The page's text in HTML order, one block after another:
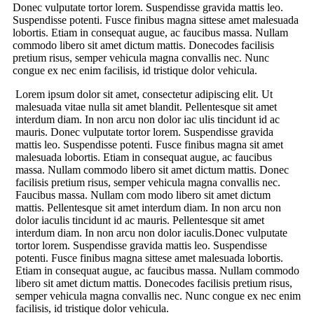
Donec vulputate tortor lorem. Suspendisse gravida mattis leo.
Suspendisse potenti. Fusce finibus magna sittese amet malesuada
lobortis. Etiam in consequat augue, ac faucibus massa. Nullam
commodo libero sit amet dictum mattis. Donecodes facilisis
pretium risus, semper vehicula magna convallis nec. Nunc
congue ex nec enim facilisis, id tristique dolor vehicula.
Lorem ipsum dolor sit amet, consectetur adipiscing elit. Ut
malesuada vitae nulla sit amet blandit. Pellentesque sit amet
interdum diam. In non arcu non dolor iac ulis tincidunt id ac
mauris. Donec vulputate tortor lorem. Suspendisse gravida
mattis leo. Suspendisse potenti. Fusce finibus magna sit amet
malesuada lobortis. Etiam in consequat augue, ac faucibus
massa. Nullam commodo libero sit amet dictum mattis. Donec
facilisis pretium risus, semper vehicula magna convallis nec.
Faucibus massa. Nullam com modo libero sit amet dictum
mattis. Pellentesque sit amet interdum diam. In non arcu non
dolor iaculis tincidunt id ac mauris. Pellentesque sit amet
interdum diam. In non arcu non dolor iaculis.Donec vulputate
tortor lorem. Suspendisse gravida mattis leo. Suspendisse
potenti. Fusce finibus magna sittese amet malesuada lobortis.
Etiam in consequat augue, ac faucibus massa. Nullam commodo
libero sit amet dictum mattis. Donecodes facilisis pretium risus,
semper vehicula magna convallis nec. Nunc congue ex nec enim
facilisis, id tristique dolor vehicula.